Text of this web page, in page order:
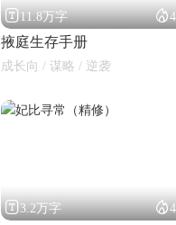
11.8万字 
掖庭生存手册
成长向 / 谋略 / 逆袭
3.2万字 